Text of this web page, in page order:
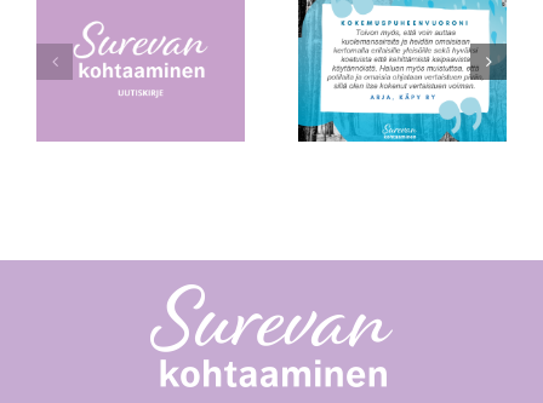
Kokemusasiantuntijana
vaalin tyttäreni
Äitienpäivänä